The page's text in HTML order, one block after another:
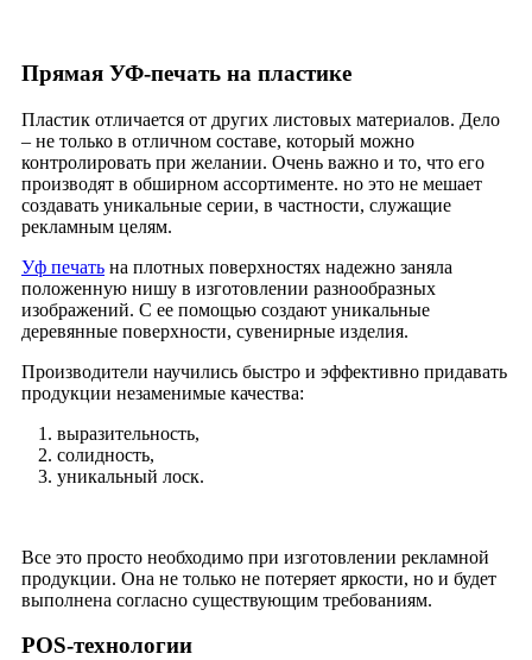
Прямая УФ-печать на пластике
Пластик отличается от других листовых материалов. Дело
– не только в отличном составе, который можно
контролировать при желании. Очень важно и то, что его
производят в обширном ассортименте. но это не мешает
создавать уникальные серии, в частности, служащие
рекламным целям.
Уф печать на плотных поверхностях надежно заняла
положенную нишу в изготовлении разнообразных
изображений. С ее помощью создают уникальные
деревянные поверхности, сувенирные изделия.
Производители научились быстро и эффективно придавать
продукции незаменимые качества:
выразительность,
солидность,
уникальный лоск.
Все это просто необходимо при изготовлении рекламной
продукции. Она не только не потеряет яркости, но и будет
выполнена согласно существующим требованиям.
POS-технологии